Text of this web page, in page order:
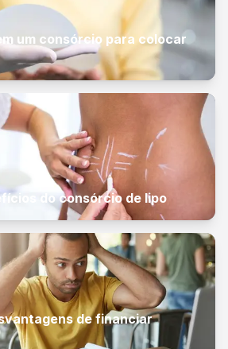
um consórcio para colocar
do consórcio de lipo
de financiar